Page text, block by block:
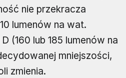
nie przekracza
lumenów na wat.
(160 lub 185 lumenów na
mniejszości,
zmienia.